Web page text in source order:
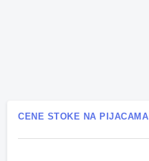
CENE STOKE NA PIJACAMA